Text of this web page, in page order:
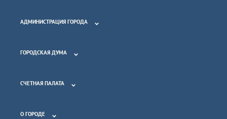
АДМИНИСТРАЦИЯ ГОРОДА
ГОРОДСКАЯ ДУМА
СЧЕТНАЯ ПАЛАТА
О ГОРОДЕ